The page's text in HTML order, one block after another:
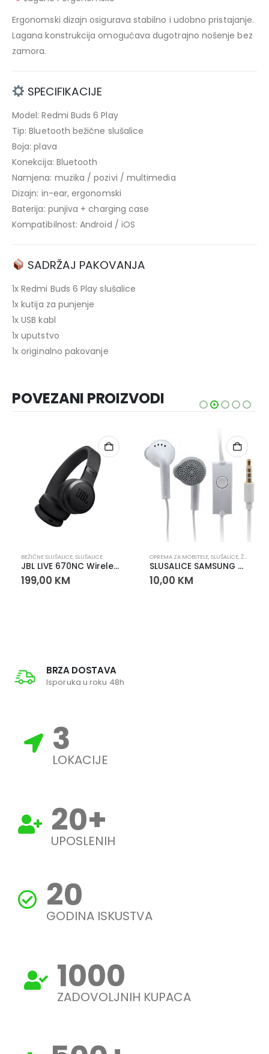
Ergonomski dizajn osigurava stabilno i udobno pristajanje.
Lagana konstrukcija omogućava dugotrajno nošenje bez
zamora.
SPECIFIKACIJE
Model: Redmi Buds 6 Play
Tip: Bluetooth bežične slušalice
Boja: plava
Konekcija: Bluetooth
Namjena: muzika / pozivi / multimedia
Dizajn: in-ear, ergonomski
Baterija: punjiva + charging case
Kompatibilnost: Android / iOS
SADRŽAJ PAKOVANJA
1x Redmi Buds 6 Play slušalice
1x kutija za punjenje
1x USB kabl
1x uputstvo
1x originalno pakovanje
POVEZANI PROIZVODI
BEŽIČNE SLUŠALICE,SLUŠALICE
JBL LIVE 670NC Wireless On-Ear Headphones
199,00 KM
OPREMA ZA MOBITELE,SLUŠALICE,ŽIČANE SLUŠALICE
SLUSALICE SAMSUNG C550
10,00 KM
BRZA DOSTAVA
Isporuka u roku 48h
3
LOKACIJE
20+
UPOSLENIH
20
GODINA ISKUSTVA
1000
ZADOVOLJNIH KUPACA